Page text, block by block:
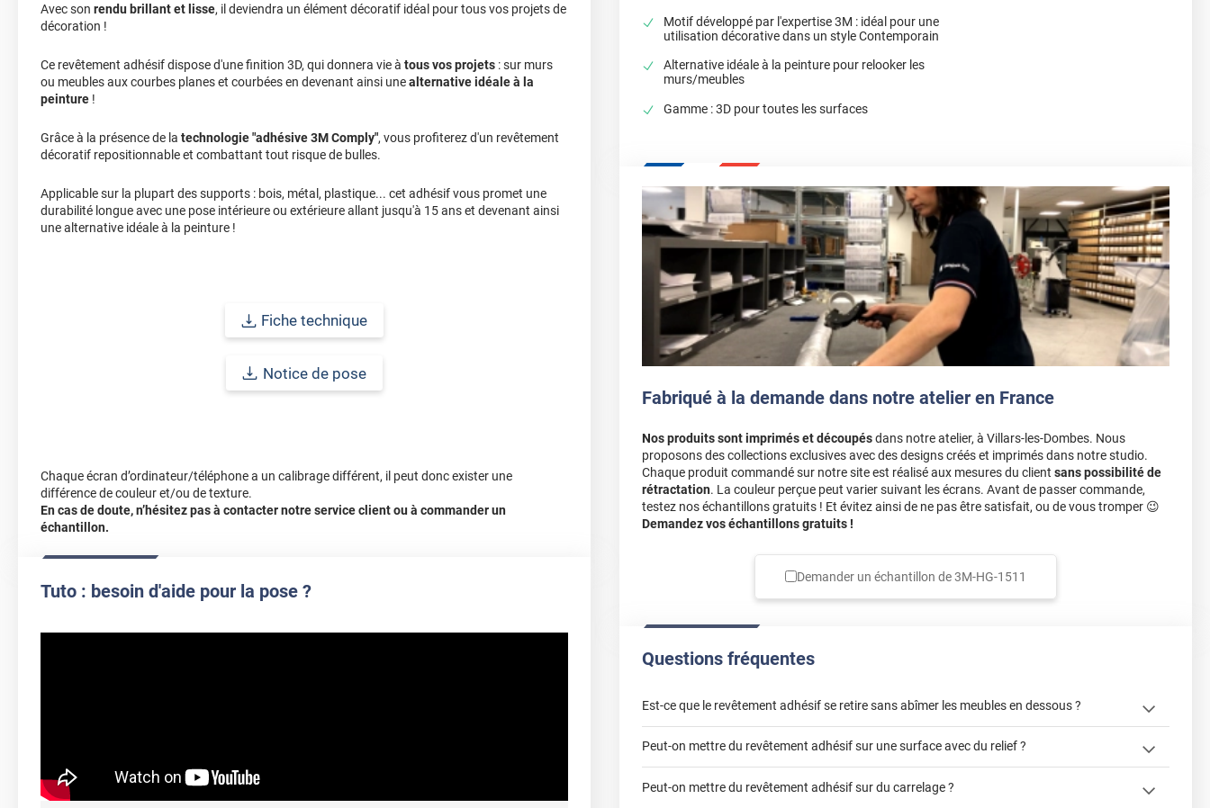
Avec son rendu brillant et lisse, il deviendra un élément décoratif idéal pour tous vos projets de
décoration !
Ce revêtement adhésif dispose d'une finition 3D, qui donnera vie à tous vos projets : sur murs
ou meubles aux courbes planes et courbées en devenant ainsi unealternative idéale à la
peinture !
Grâce à la présence de la technologie "adhésive 3M Comply", vous profiterez d'un revêtement
décoratif repositionnable et combattant tout risque de bulles.
Applicable sur la plupart des supports : bois, métal, plastique... cet adhésif vous promet une
durabilité longue avec une pose intérieure ou extérieure allant jusqu'à 15 ans et devenant ainsi
une alternative idéale à la peinture !
Fiche technique
Notice de pose
Chaque écran d’ordinateur/téléphone a un calibrage différent, il peut donc exister une
différence de couleur et/ou de texture.
En cas de doute, n’hésitez pas à contacter notre service client ou à commander un
échantillon.
Tuto : besoin d'aide pour la pose ?
Motif développé par l'expertise 3M : idéal pour une
utilisation décorative dans un style Contemporain
Alternative idéale à la peinture pour relooker les
murs/meubles
Gamme : 3D pour toutes les surfaces
Fabriqué à la demande dans notre atelier en France
Nos produits sont imprimés et découpésdans notre atelier, à Villars-les-Dombes. Nous
proposons des collections exclusives avec des designs créés et imprimés dans notre studio.
Chaque produit commandé sur notre site est réalisé aux mesures du client sans possibilité de
rétractation. La couleur perçue peut varier suivant les écrans. Avant de passer commande,
testez nos échantillons gratuits ! Et évitez ainsi de ne pas être satisfait, ou de vous tromper 😉
Demandez vos échantillons gratuits !
Demander un échantillon de3M-HG-1511
Questions fréquentes
Est-ce que le revêtement adhésif se retire sans abîmer les meubles en dessous ?
Peut-on mettre du revêtement adhésif sur une surface avec du relief ?
Peut-on mettre du revêtement adhésif sur du carrelage ?